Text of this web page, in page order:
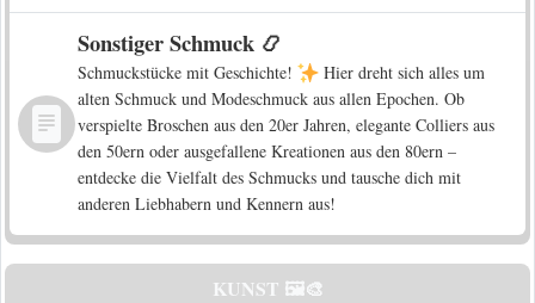
Sonstiger Schmuck 📿
Schmuckstücke mit Geschichte!
Hier dreht sich alles um
alten Schmuck und Modeschmuck aus allen Epochen. Ob
verspielte Broschen aus den 20er Jahren, elegante Colliers aus
den 50ern oder ausgefallene Kreationen aus den 80ern –
entdecke die Vielfalt des Schmucks und tausche dich mit
anderen Liebhabern und Kennern aus!
KUNST 🖼️🎨